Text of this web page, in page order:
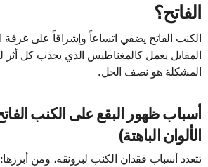
الفاتح؟
الكنب الفاتح يضفي اتساعاً وإشراقاً على غرفة
المقابل يعمل كالمغناطيس الذي يجذب كل أثر
المشكلة هو نصف الحل.
أسباب ظهور البقع على الكنب
الألوان الباهتة)
تتعدد أسباب فقدان الكنب لبرونقه، ومن أبرزها: